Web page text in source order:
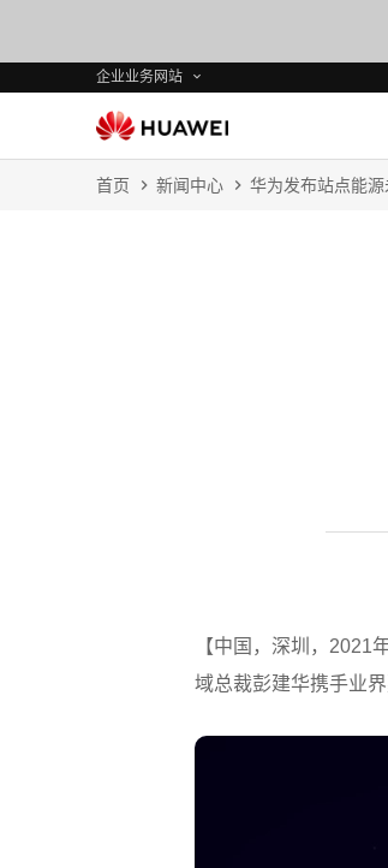
企业业务网站
首页 新闻中心 华为发布站点能
【中国，深圳，2021
域总裁彭建华携手业